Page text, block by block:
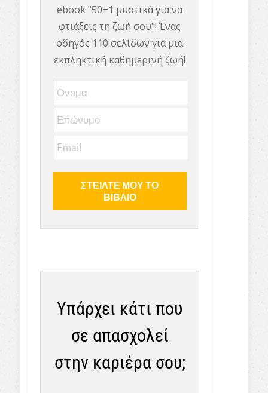
ebook "50+1 μυστικά για να
φτιάξεις τη ζωή σου"! Ένας
οδηγός 110 σελίδων για μια
εκπληκτική καθημερινή ζωή!
Υπάρχει κάτι που
σε απασχολεί
στην καριέρα σου;